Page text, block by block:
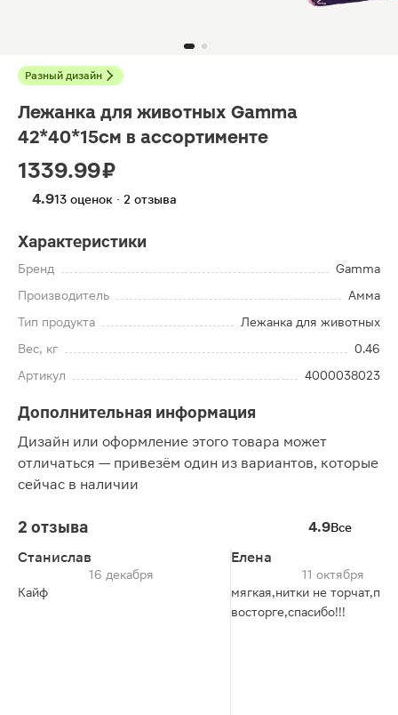
Разный дизайн
Лежанка для животных Gamma
42*40*15см в ассортименте
1339.99 ₽
4.913 оценок · 2 отзыва
Характеристики
Бренд
Gamma
Производитель
Амма
Тип продукта
Лежанка для животных
Вес, кг
0.46
Артикул
4000038023
Дополнительная информация
Дизайн или оформление этого товара может
отличаться — привезём один из вариантов, которые
сейчас в наличии
2 отзыва 4.9Все
Станислав
16 декабря
Кайф
Елена
11 октября
мягкая,нитки не
восторге,спасибо!!!